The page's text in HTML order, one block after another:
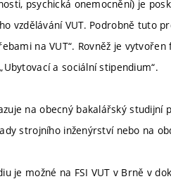
psychická onemocnění) je
vzdělávání VUT. Podrobně tuto
na VUT“. Rovněž je
a sociální stipendium“.
na obecný bakalářský studijní
strojního inženýrství nebo na
je možné na FSI VUT v Brně v